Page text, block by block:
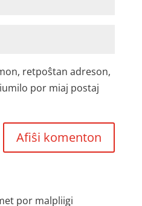
retpoŝtan adreson,
por miaj postaj
por malpliigi